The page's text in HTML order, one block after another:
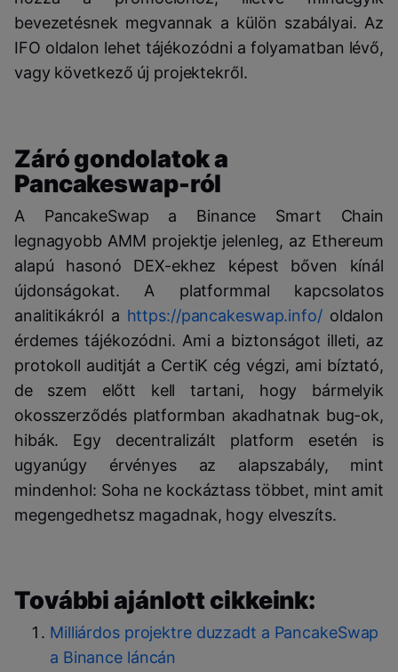
bevezetésnek megvannak a külön szabályai. Az
IFO oldalon lehet tájékozódni a folyamatban lévő,
vagy következő új projektekről.
Záró gondolatok a
Pancakeswap-ról
A PancakeSwap a Binance Smart Chain
legnagyobb AMM projektje jelenleg, az Ethereum
alapú hasonó DEX-ekhez képest bőven kínál
újdonságokat. A platformmal kapcsolatos
analitikákról a https://pancakeswap.info/oldalon
érdemes tájékozódni. Ami a biztonságot illeti, az
protokoll auditját a CertiK cég végzi, ami bíztató,
de szem előtt kell tartani, hogy bármelyik
okosszerződés platformban akadhatnak bug-ok,
hibák. Egy decentralizált platform esetén is
ugyanúgy érvényes az alapszabály, mint
mindenhol: Soha ne kockáztass többet, mint amit
megengedhetsz magadnak, hogy elveszíts.
További ajánlott cikkeink:
Milliárdos projektre duzzadt a PancakeSwap
a Binance láncán